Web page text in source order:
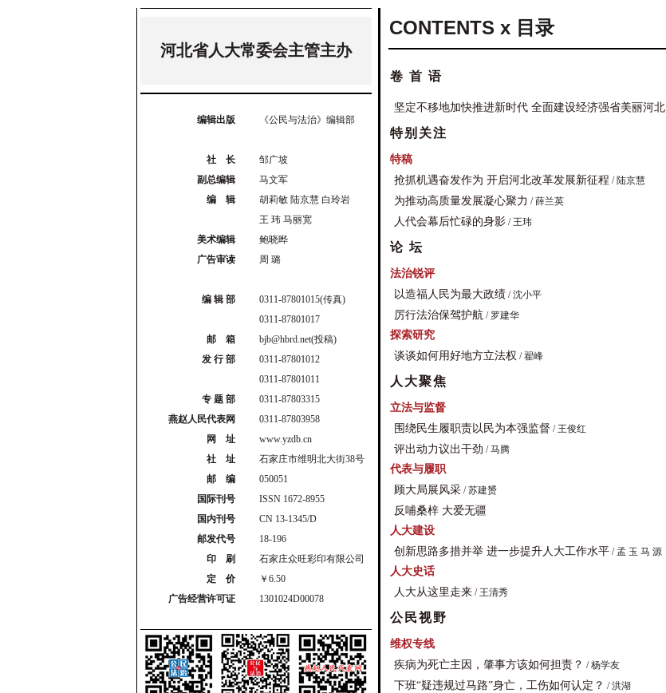
河北省人大常委会主管主办
编辑出版 《公民与法治》编辑部
社 长
邹广坡
副总编辑
马文军
编 辑
胡莉敏 陆京慧 白玲岩
王 玮 马丽宽
美术编辑
鲍晓晔
广告审读
周 璐
编 辑 部
0311-87801015(传真)
0311-87801017
邮 箱
bjb@hbrd.net(投稿)
发 行 部
0311-87801012
0311-87801011
专 题 部
0311-87803315
燕赵人民代表网
0311-87803958
网 址
www.yzdb.cn
社 址
石家庄市维明北大街38号
邮 编
050051
国际刊号
ISSN 1672-8955
国内刊号
CN 13-1345/D
邮发代号
18-196
印 刷
石家庄众旺彩印有限公司
定 价
￥6.50
广告经营许可证
1301024D00078
CONTENTS x 目录
卷 首 语
坚定不移地加快推进新时代 全面建设经济强省美丽河北
特别关注
特稿
抢抓机遇奋发作为 开启河北改革发展新征程 / 陆京慧
为推动高质量发展凝心聚力 / 薛兰英
人代会幕后忙碌的身影 / 王玮
论 坛
法治锐评
以造福人民为最大政绩 / 沈小平
厉行法治保驾护航 / 罗建华
探索研究
谈谈如何用好地方立法权 / 翟峰
人大聚焦
立法与监督
围绕民生履职责以民为本强监督 / 王俊红
评出动力议出干劲 / 马腾
代表与履职
顾大局展风采 / 苏建赟
反哺桑梓 大爱无疆
人大建设
创新思路多措并举 进一步提升人大工作水平 / 孟 玉 马 源
人大史话
人大从这里走来 / 王清秀
公民视野
维权专线
疾病为死亡主因，肇事方该如何担责？ / 杨学友
下班“疑违规过马路”身亡，工伤如何认定？ / 洪湖